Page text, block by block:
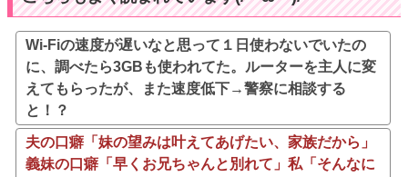
Wi-Fiの速度が遅いなと思って１日使わないでいたの
に、調べたら3GBも使われてた。ルーターを主人に変
えてもらったが、また速度低下→警察に相談する
と！？
夫の口癖「妹の望みは叶えてあげたい、家族だから」
義妹の口癖「早くお兄ちゃんと別れて」私「そんなに